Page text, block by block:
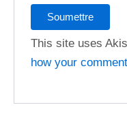
This site uses
how your